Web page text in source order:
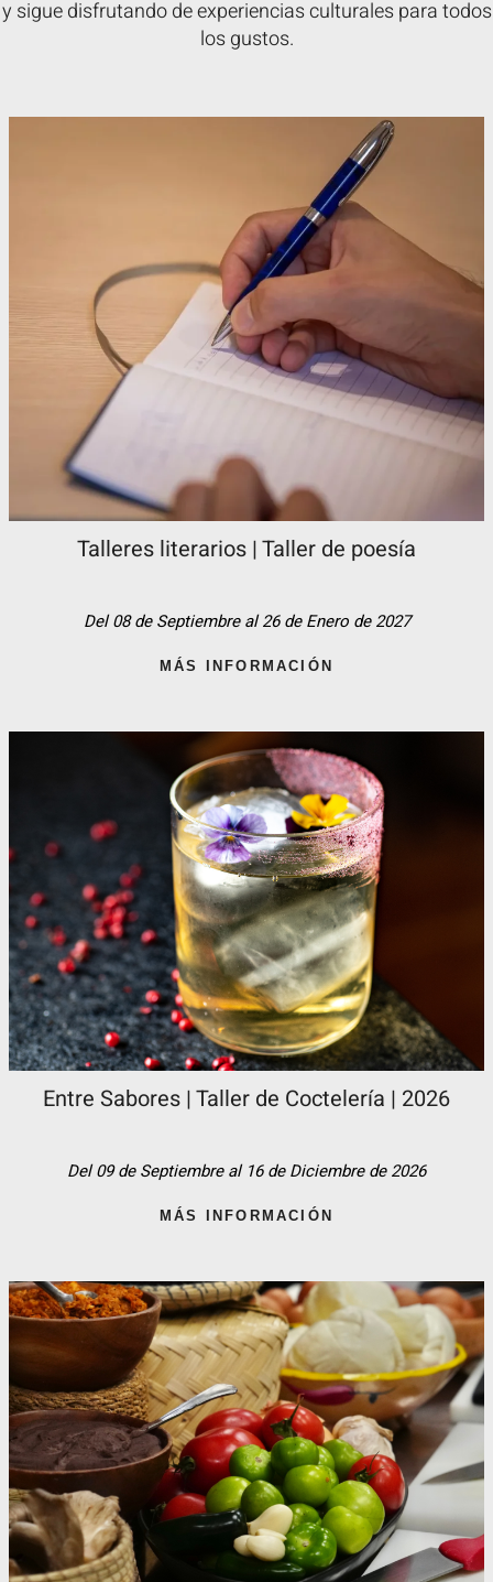
y sigue disfrutando de experiencias culturales para todos
los gustos.
Talleres literarios | Taller de poesía
Del 08 de Septiembre al 26 de Enero de 2027
MÁS INFORMACIÓN
Entre Sabores | Taller de Coctelería | 2026
Del 09 de Septiembre al 16 de Diciembre de 2026
MÁS INFORMACIÓN